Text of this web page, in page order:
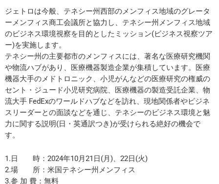
ジェトロは今般、テネシー州西部のメンフィス地域のグレータ
ーメンフィス商工会議所と協力し、テネシー州メンフィス地域
のビジネス環境視察を目的としたミッション(ビジネス視察ツア
ー)を実施します。
テネシー州の主要都市のメンフィスには、著名な医療研究機関
や物流ハブがあり、医療機器製造企業が集積しています。医療
機器大手のメドトロニック、小児がんなどの医療研究の権威の
セント・ジュード小児研究病院、医療機器の製造受託企業、物
流大手 FedExのワールドハブなどを訪れ、現地関係者やビジネ
スリーダーとの面談などを通じ、テネシーのビジネス環境と魅
力に関する説明(日・英通訳つき)が受けられる絶好の機会で
す。
1.日 時：2024年10月21日(月)、22日(火)
2.場 所：米国テネシー州メンフィス
3.参 加 費：無料